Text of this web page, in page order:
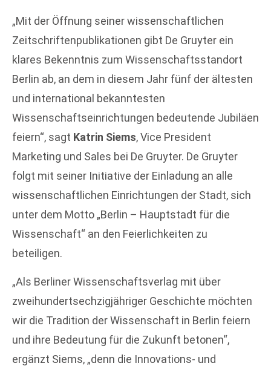
„Mit der Öffnung seiner wissenschaftlichen
Zeitschriftenpublikationen gibt De Gruyter ein
klares Bekenntnis zum Wissenschaftsstandort
Berlin ab, an dem in diesem Jahr fünf der ältesten
und international bekanntesten
Wissenschaftseinrichtungen bedeutende Jubiläen
feiern“, sagt Katrin Siems, Vice President
Marketing und Sales bei De Gruyter. De Gruyter
folgt mit seiner Initiative der Einladung an alle
wissenschaftlichen Einrichtungen der Stadt, sich
unter dem Motto „Berlin – Hauptstadt für die
Wissenschaft“ an den Feierlichkeiten zu
beteiligen.
„Als Berliner Wissenschaftsverlag mit über
zweihundertsechzigjähriger Geschichte möchten
wir die Tradition der Wissenschaft in Berlin feiern
und ihre Bedeutung für die Zukunft betonen“,
ergänzt Siems, „denn die Innovations- und